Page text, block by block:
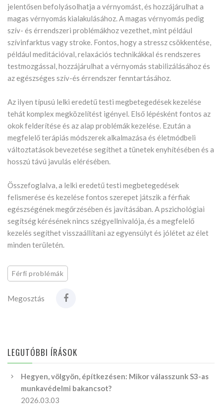
jelentősen befolyásolhatja a vérnyomást, és hozzájárulhat a
magas vérnyomás kialakulásához. A magas vérnyomás pedig
szív- és érrendszeri problémákhoz vezethet, mint például
szívinfarktus vagy stroke. Fontos, hogy a stressz csökkentése,
például meditációval, relaxációs technikákkal és rendszeres
testmozgással, hozzájárulhat a vérnyomás stabilizálásához és
az egészséges szív-és érrendszer fenntartásához.
Az ilyen típusú lelki eredetű testi megbetegedések kezelése
tehát komplex megközelítést igényel. Első lépésként fontos az
okok felderítése és az alap problémák kezelése. Ezután a
megfelelő terápiás módszerek alkalmazása és életmódbeli
változtatások bevezetése segíthet a tünetek enyhítésében és a
hosszú távú javulás elérésében.
Összefoglalva, a lelki eredetű testi megbetegedések
felismerése és kezelése fontos szerepet játszik a férfiak
egészségének megőrzésében és javításában. A pszichológiai
segítség kérésének nincs szégyellnivalója, és a megfelelő
kezelés segíthet visszaállítani az egyensúlyt és jólétet az élet
minden területén.
Férfi problémák
Megosztás
LEGUTÓBBI ÍRÁSOK
Hegyen, völgyön, építkezésen: Mikor válasszunk S3-as
munkavédelmi bakancsot?
2026.03.03